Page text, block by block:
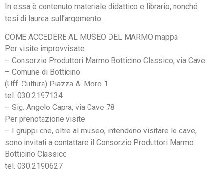
In essa è contenuto materiale didattico e librario, nonché
tesi di laurea sull’argomento.
COME ACCEDERE AL MUSEO DEL MARMO mappa
Per visite improvvisate
– Consorzio Produttori Marmo Botticino Classico, via Cave
– Comune di Botticino
(Uff. Cultura) Piazza A. Moro 1
tel. 030.2197134
– Sig. Angelo Capra, via Cave 78
Per prenotazione visite
– I gruppi che, oltre al museo, intendono visitare le cave,
sono invitati a contattare il Consorzio Produttori Marmo
Botticino Classico
tel. 030.2190627